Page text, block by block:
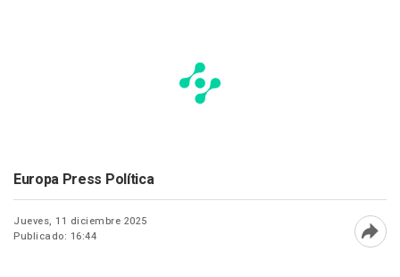
Europa Press Política
Jueves, 11 diciembre 2025
Publicado: 16:44